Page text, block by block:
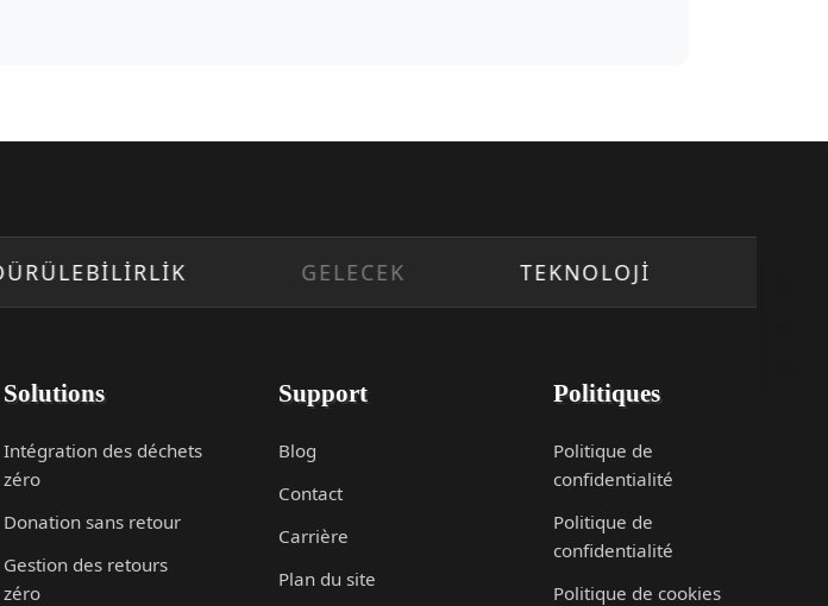
GELECEK TEKNOLOJİ
Solutions
Intégration des déchets
zéro
Donation sans retour
Gestion des retours
zéro
Support
Blog
Contact
Carrière
Plan du site
Politiques
Politique de
confidentialité
Politique de
confidentialité
Politique de cookies